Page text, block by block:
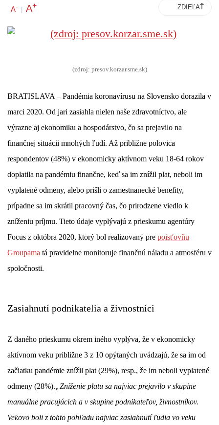
A- | A+ ZDIEĽAŤ
(zdroj: presov.korzar.sme.sk)
BRATISLAVA – Pandémia koronavírusu na Slovensko dorazila v
marci 2020. Od jari zasiahla nielen naše zdravotníctvo, ale
výrazne aj ekonomiku a hospodárstvo, čo sa prejavilo na
finančnej situácii mnohých ľudí. Až približne polovica
respondentov (48%) v ekonomicky aktívnom veku 18-64 rokov
doplatila na pandémiu finančne, keď sa im znížil plat, neboli im
vyplatené odmeny, alebo prišli o zamestnanecké benefity,
prípadne sa im skrátil pracovný čas, čo prirodzene viedlo k
zníženiu príjmu. Tieto údaje vyplývajú z prieskumu agentúry
Focus z októbra 2020, ktorý bol realizovaný pre poisťovňu
Groupama tá pravidelne monitoruje finančnú náladu a atmosféru v
spoločnosti.
Zasiahnutí podnikatelia a živnostníci
Z daného prieskumu okrem iného vyplýva, že v ekonomicky
aktívnom veku približne 3 z 10 opýtaných uvádzajú, že sa im od
začiatku pandémie znížil plat (29%), resp., že im neboli vyplatené
odmeny (28%). „Zníženie platu sa najviac prejavilo v skupine
manuálne pracujúcich a v skupine podnikateľov, živnostníkov.
Vekovo boli z tohto pohľadu najviac zasiahnutí ľudia vo veku